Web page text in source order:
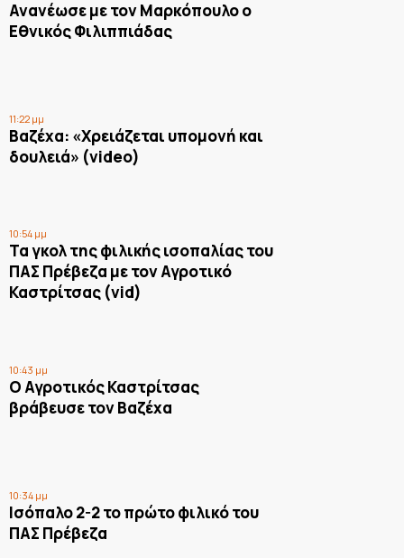
Ανανέωσε με τον Μαρκόπουλο ο
Εθνικός Φιλιππιάδας
11:22 μμ
Βαζέχα: «Χρειάζεται υπομονή και
δουλειά» (video)
10:54 μμ
Τα γκολ της φιλικής ισοπαλίας του
ΠΑΣ Πρέβεζα με τον Αγροτικό
Καστρίτσας (vid)
10:43 μμ
Ο Αγροτικός Καστρίτσας
βράβευσε τον Βαζέχα
10:34 μμ
Ισόπαλο 2-2 το πρώτο φιλικό του
ΠΑΣ Πρέβεζα